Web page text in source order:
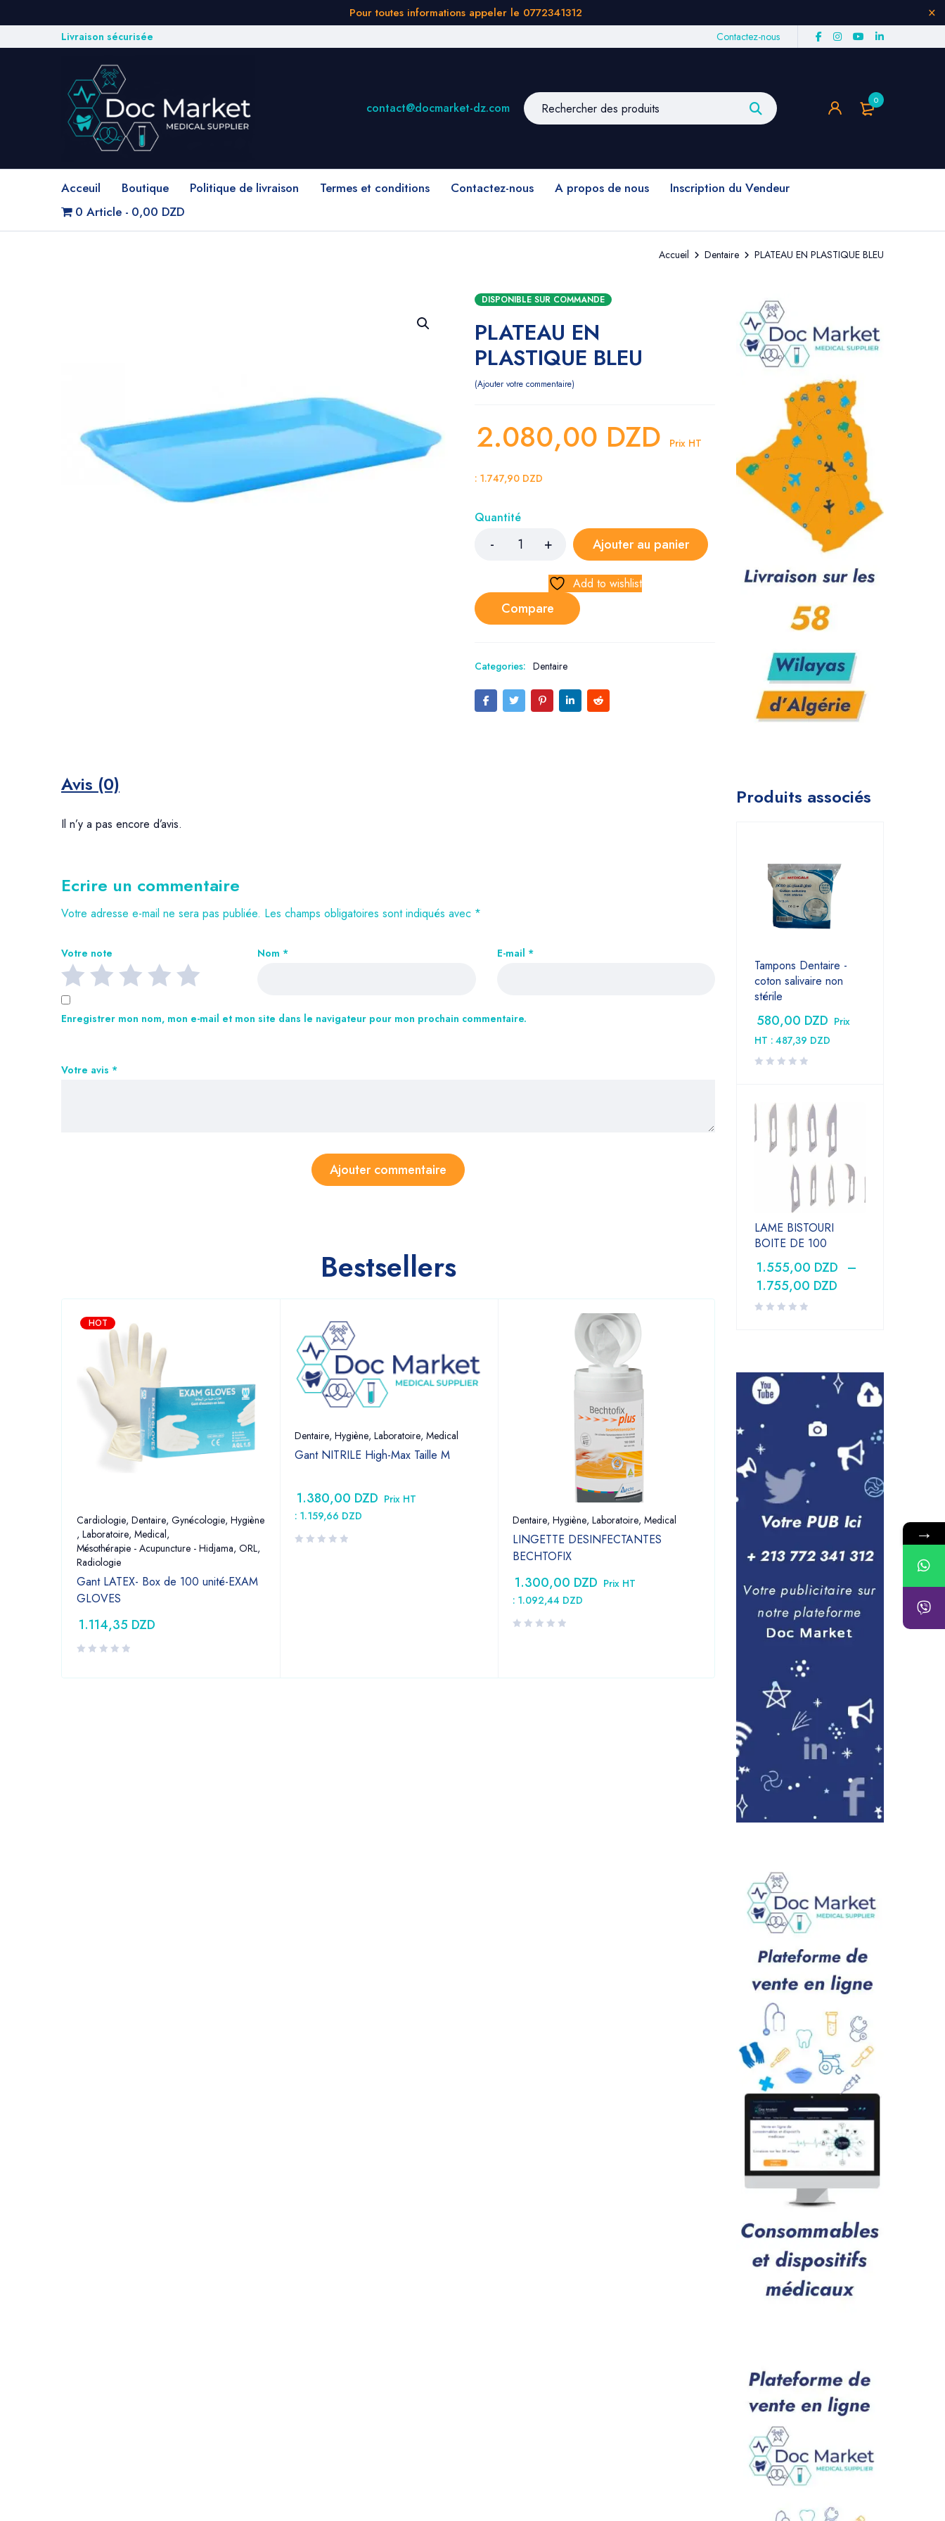
Pour toutes informations appeler le 0772341312
Livraison sécurisée Contactez-nous
0
contact@docmarket-dz.com
Acceuil Boutique Politique de livraison Termes et conditions Contactez-nous A propos de nous
Inscription du Vendeur
0 Article
0,00 DZD
Accueil Dentaire PLATEAU EN PLASTIQUE BLEU
DISPONIBLE SUR COMMANDE
PLATEAU EN
PLASTIQUE BLEU
Ajouter votre commentaire
2.080,00 DZD Prix HT
: 1.747,90 DZD
Quantité
Ajouter au panier
Add to wishlist
Compare
Categories: Dentaire
Avis (0)
Il n’y a pas encore d’avis.
Ecrire un commentaire
Votre adresse e-mail ne sera pas publiée. Les champs obligatoires sont indiqués avec *
Votre note
Votre avis *
Nom * E-mail *
Enregistrer mon nom, mon e-mail et mon site dans le navigateur pour mon prochain commentaire.
Bestsellers
HOT
Cardiologie, Dentaire, Gynécologie, Hygiène
, Laboratoire, Medical,
Mésothérapie - Acupuncture - Hidjama, ORL,
Radiologie
Gant LATEX- Box de 100 unité-EXAM
GLOVES
1.114,35 DZD
Dentaire, Hygiène, Laboratoire, Medical
Gant NITRILE High-Max Taille M
1.380,00 DZD Prix HT
: 1.159,66 DZD Dentaire, Hygiène, Laboratoire, Medical
LINGETTE DESINFECTANTES
BECHTOFIX
1.300,00 DZD Prix HT
: 1.092,44 DZD
Dentaire,Laboratoire,Medical
1.555,00 DZD –
1.755,00DZD
Produits associés
Tampons Dentaire -
coton salivaire non
stérile
580,00 DZD Prix
HT : 487,39 DZD
LAME BISTOURI
BOITE DE 100
1.555,00 DZD –
1.755,00 DZD
→